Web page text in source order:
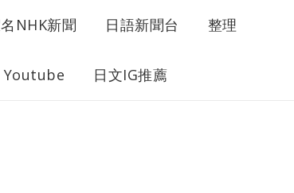
NHK新聞 日語新聞台 整理
Youtube 日文IG推薦